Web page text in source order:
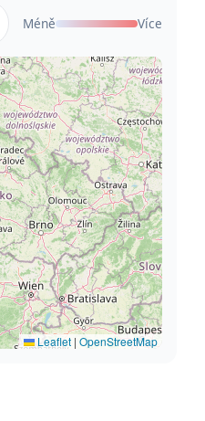
Méně Více
Leaflet | OpenStreetMap